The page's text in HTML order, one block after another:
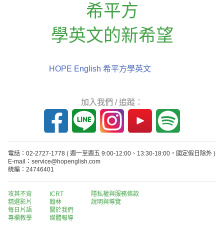
希平方
學英文的新希望
HOPE English 希平方學英文
加入我們 / 追蹤：
電話：02-2727-1778 ( 週一至週五 9:00-12:00、13:30-18:00，國定假日除外 )
E-mail：service@hopenglish.com
統編：24746401
攻其不背
精選影片
每日片語
專欄教學
ICRT
翰林
關於我們
媒體報導
隱私權與服務條款
說明與導覽